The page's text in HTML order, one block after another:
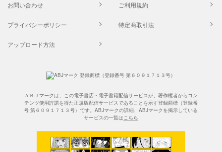
お問い合わせ ご利用規約
プライバシーポリシー 特定商取引法
アップロード方法
ＡＢＪマークは、この電子書店・電子書籍配信サービスが、著作権者からコン
テンツ使用許諾を得た正規版配信サービスであることを示す登録商標（登録番
号 第６０９１７１３号）です。ABJマークの詳細、ABJマークを掲示している
サービスの一覧はこちら